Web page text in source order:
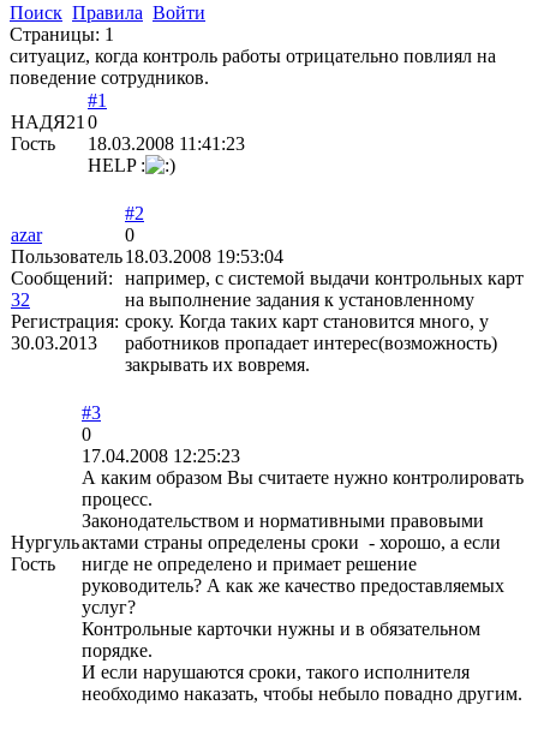
Поиск Правила Войти
Страницы: 1
ситуациz, когда контроль работы отрицательно повлиял на
поведение сотрудников.
НАДЯ21
Гость
#1
0
18.03.2008 11:41:23
HELP :
azar
Пользователь
Сообщений:
32
Регистрация:
30.03.2013
#2
0
18.03.2008 19:53:04
например, с системой выдачи контрольных карт
на выполнение задания к установленному
сроку. Когда таких карт становится много, у
работников пропадает интерес(возможность)
закрывать их вовремя.
Нургуль
Гость
#3
0
17.04.2008 12:25:23
А каким образом Вы считаете нужно контролировать
процесс.
Законодательством и нормативными правовыми
актами страны определены сроки - хорошо, а если
нигде не определено и примает решение
руководитель? А как же качество предоставляемых
услуг?
Контрольные карточки нужны и в обязательном
порядке.
И если нарушаются сроки, такого исполнителя
необходимо наказать, чтобы небыло повадно другим.